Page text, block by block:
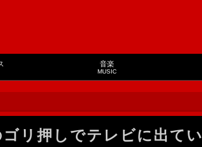
音楽
MUSIC
リ押しでテレビに出てい